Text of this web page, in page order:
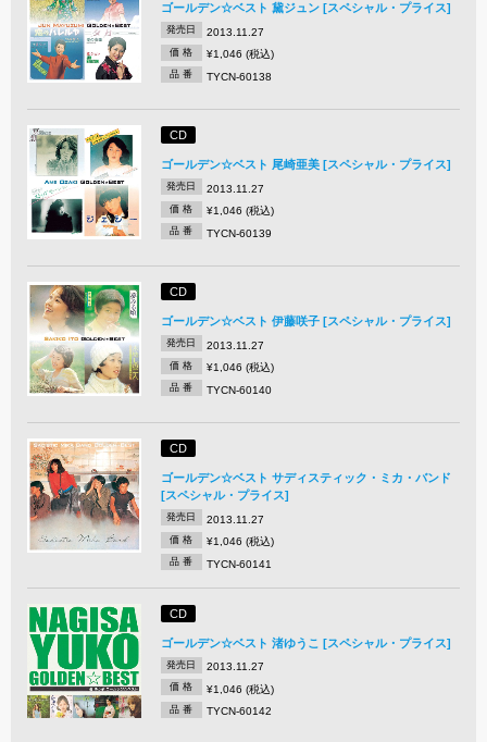
ゴールデン☆ベスト 黛ジュン [スペシャル・プライス]
発売日 2013.11.27
価 格 ¥1,046 (税込)
品 番 TYCN-60138
CD
ゴールデン☆ベスト 尾崎亜美 [スペシャル・プライス]
発売日 2013.11.27
価 格 ¥1,046 (税込)
品 番 TYCN-60139
CD
ゴールデン☆ベスト 伊藤咲子 [スペシャル・プライス]
発売日 2013.11.27
価 格 ¥1,046 (税込)
品 番 TYCN-60140
CD
ゴールデン☆ベスト サディスティック・ミカ・バンド
[スペシャル・プライス]
発売日 2013.11.27
価 格 ¥1,046 (税込)
品 番 TYCN-60141
CD
ゴールデン☆ベスト 渚ゆうこ [スペシャル・プライス]
発売日 2013.11.27
価 格 ¥1,046 (税込)
品 番 TYCN-60142